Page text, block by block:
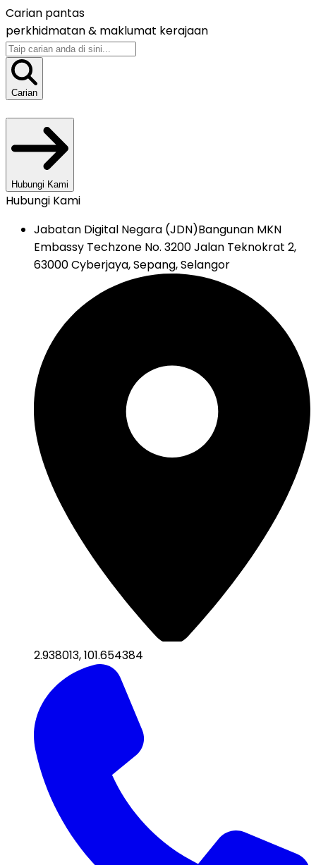
Carian pantas
perkhidmatan & maklumat kerajaan
Carian
Hubungi Kami
Hubungi Kami
Jabatan Digital Negara (JDN)Bangunan MKN
Embassy Techzone No. 3200 Jalan Teknokrat 2,
63000 Cyberjaya, Sepang, Selangor
2.938013,101.654384